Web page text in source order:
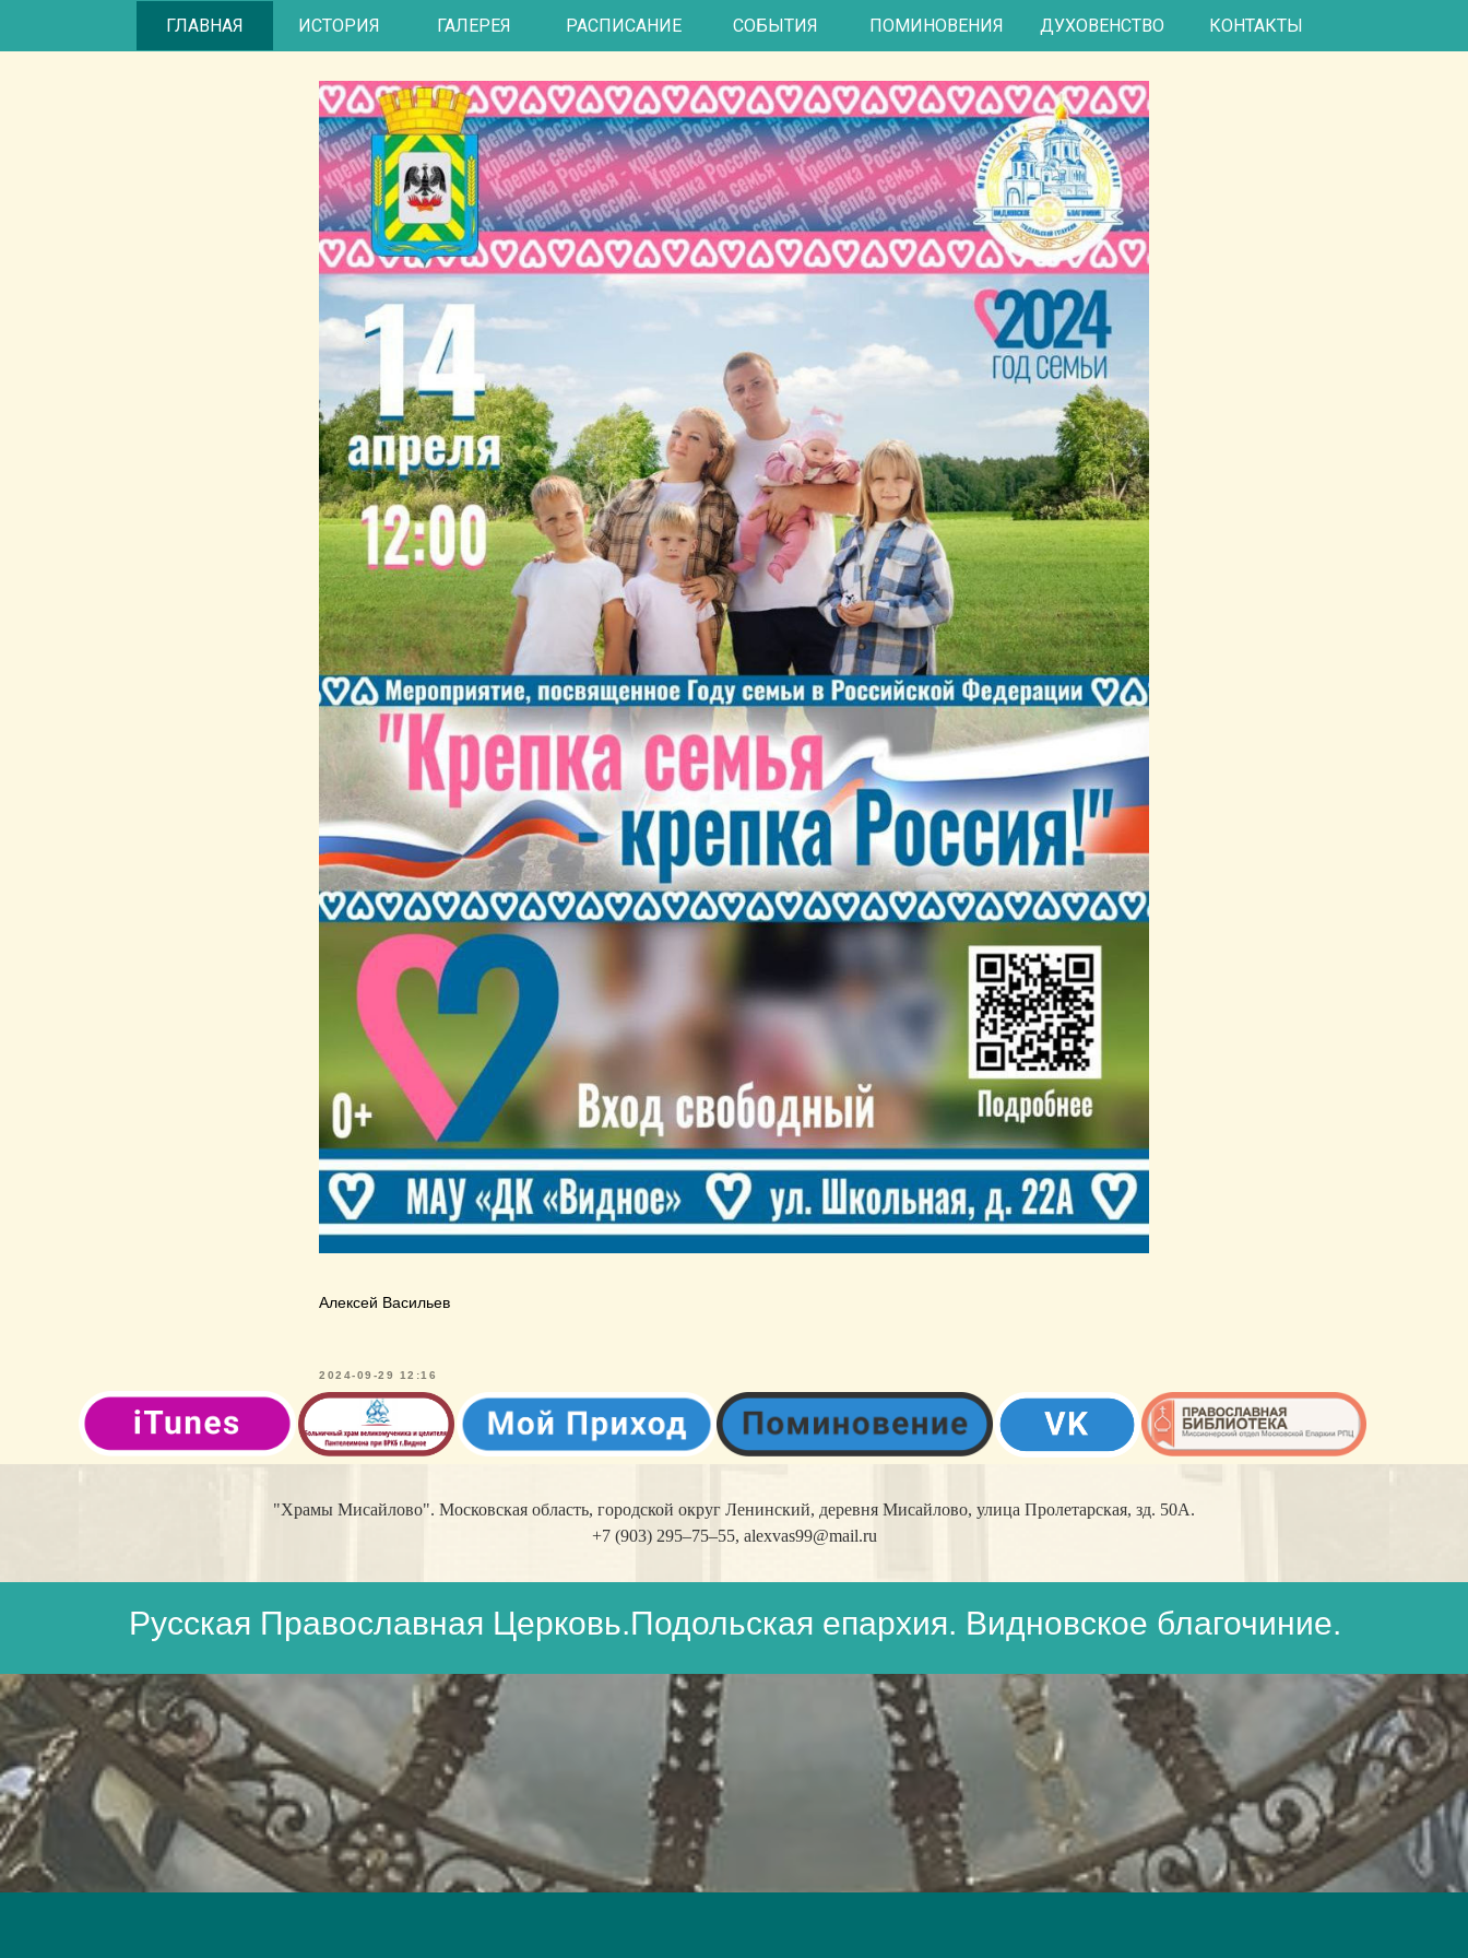
ГЛАВНАЯ ИСТОРИЯ ГАЛЕРЕЯ РАСПИСАНИЕ СОБЫТИЯ КОНТАКТЫ
ПОМИНОВЕНИЯ ДУХОВЕНСТВО
Встреча, посвященная Году семьи
Алексей Васильев
2024-09-29 12:16
"Храмы Мисайлово". Московская область, городской округ Ленинский, деревня Мисайлово, улица Пролетарская, зд. 50А.
+7 (903) 295–75–55, alexvas99@mail.ru
Русская Православная Церковь.Подольская епархия. Видновское благочиние.